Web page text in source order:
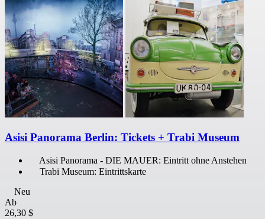
Asisi Panorama Berlin: Tickets + Trabi Museum
Asisi Panorama - DIE MAUER: Eintritt ohne Anstehen
Trabi Museum: Eintrittskarte
Neu
Ab
26,30 $